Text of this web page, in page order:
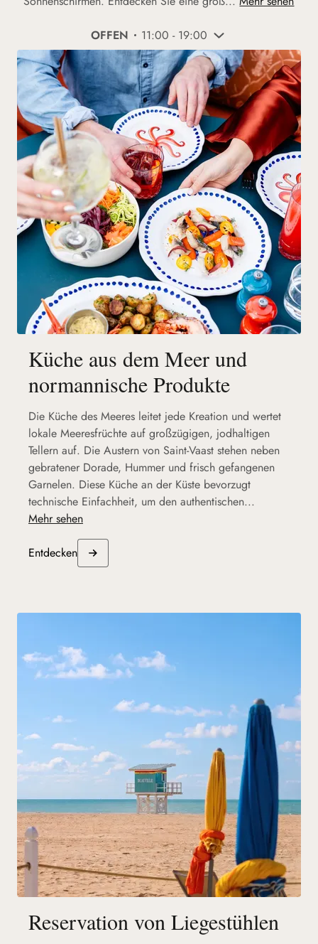
OFFEN 11:00 - 19:00
Küche aus dem Meer und
normannische Produkte
Die Küche des Meeres leitet jede Kreation und wertet
lokale Meeresfrüchte auf großzügigen, jodhaltigen
Tellern auf. Die Austern von Saint-Vaast stehen neben
gebratener Dorade, Hummer und frisch gefangenen
Garnelen. Diese Küche an der Küste bevorzugt
technische Einfachheit, um den authentischen...
Mehr sehen
Entdecken
Reservation von Liegestühlen